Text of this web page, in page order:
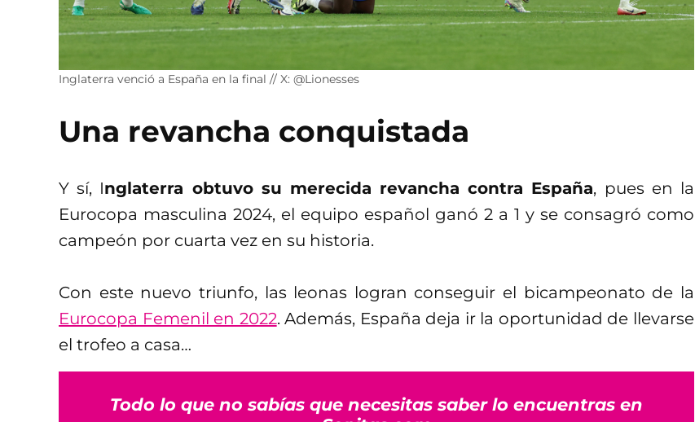
Inglaterra venció a España en la final // X: @Lionesses
Una revancha conquistada
Y sí, Inglaterra obtuvo su merecida revancha contra España, pues en la
Eurocopa masculina 2024, el equipo español ganó 2 a 1 y se consagró como
campeón por cuarta vez en su historia.
Con este nuevo triunfo, las leonas logran conseguir el bicampeonato de la
Eurocopa Femenil en 2022. Además, España deja ir la oportunidad de llevarse
el trofeo a casa…
Todo lo que no sabías que necesitas saber lo encuentras en